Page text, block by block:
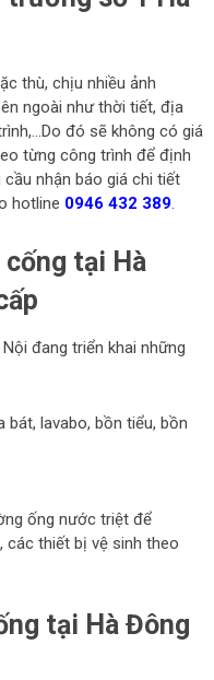
thù, chịu nhiều ảnh
ngoài như thời tiết, địa
đó sẽ không có giá
từng công trình để định
cầu nhận báo giá chi tiết
hotline 0946 432 389.
tại Hà
đang triển khai những
lavabo, bồn tiểu, bồn
ống nước triệt để
các thiết bị vệ sinh theo
tại Hà Đông